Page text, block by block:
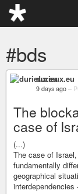
#bds
durieux.eu
9 days ago –
The
case of
(...)
The case of
fundamentally
geographical